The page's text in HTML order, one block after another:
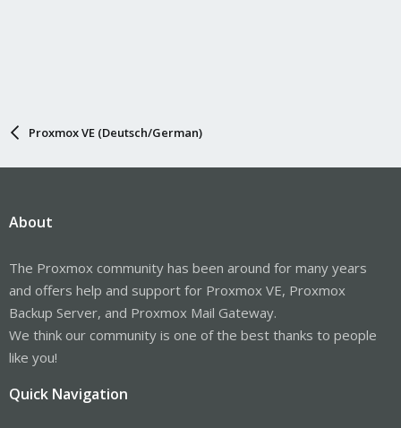
Proxmox VE (Deutsch/German)
About
The Proxmox community has been around for many years
and offers help and support for Proxmox VE, Proxmox
Backup Server, and Proxmox Mail Gateway.
We think our community is one of the best thanks to people
like you!
Quick Navigation